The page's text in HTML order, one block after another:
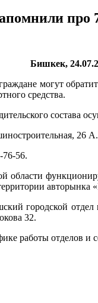
Бишкек,
могут
средства.
состава
26 А.
76-56.
авторынка
городской
32.
работы отделов и